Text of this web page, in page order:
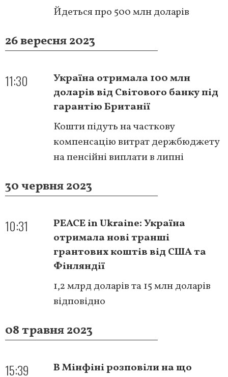
Йдеться про 500 млн доларів
26 вересня 2023
11:30
Україна отримала 100 млн
доларів від Світового банку під
гарантію Британії
Кошти підуть на часткову
компенсацію витрат держбюджету
на пенсійні виплати в липні
30 червня 2023
10:31
PEACE in Ukraine: Україна
отримала нові транші
грантових коштів від США та
Фінляндії
1,2 млрд доларів та 15 млн доларів
відповідно
08 травня 2023
15:39
В Мінфіні розповіли на що